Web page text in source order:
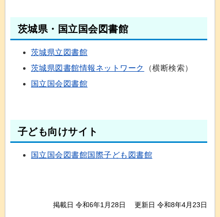
茨城県・国立国会図書館
茨城県立図書館
茨城県図書館情報ネットワーク
（横断検索）
国立国会図書館
子ども向けサイト
国立国会図書館国際子ども図書館
掲載日 令和6年1月28日 更新日 令和8年4月23日